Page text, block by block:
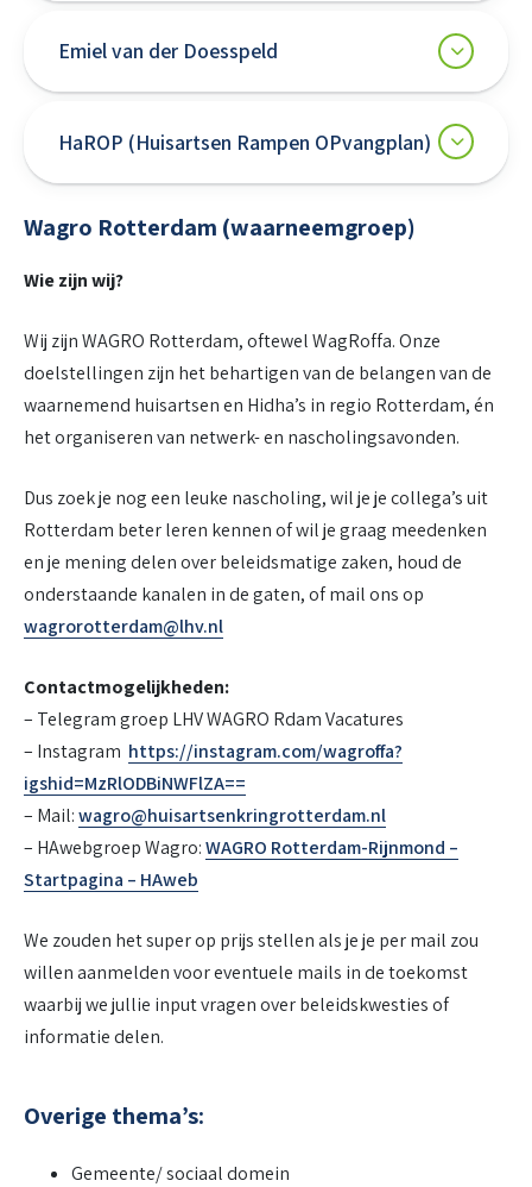
Emiel van der Doesspeld
HaROP (Huisartsen Rampen OPvangplan)
Wagro Rotterdam (waarneemgroep)
Wie zijn wij?
Wij zijn WAGRO Rotterdam, oftewel WagRoffa. Onze
doelstellingen zijn het behartigen van de belangen van de
waarnemend huisartsen en Hidha’s in regio Rotterdam, én
het organiseren van netwerk- en nascholingsavonden.
Dus zoek je nog een leuke nascholing, wil je je collega’s uit
Rotterdam beter leren kennen of wil je graag meedenken
en je mening delen over beleidsmatige zaken, houd de
onderstaande kanalen in de gaten, of mail ons op
wagrorotterdam@lhv.nl
Contactmogelijkheden:
– Telegram groep LHV WAGRO Rdam Vacatures
– Instagram https://instagram.com/wagroffa?
igshid=MzRlODBiNWFlZA==
– Mail:wagro@huisartsenkringrotterdam.nl
– HAwebgroep Wagro:WAGRO Rotterdam-Rijnmond –
Startpagina – HAweb
We zouden het super op prijs stellen als je je per mail zou
willen aanmelden voor eventuele mails in de toekomst
waarbij we jullie input vragen over beleidskwesties of
informatie delen.
Overige thema’s:
Gemeente/ sociaal domein